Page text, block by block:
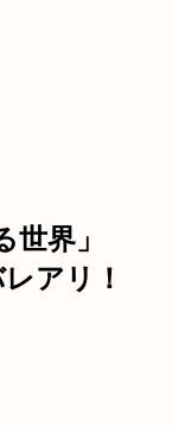
世界」
アリ！